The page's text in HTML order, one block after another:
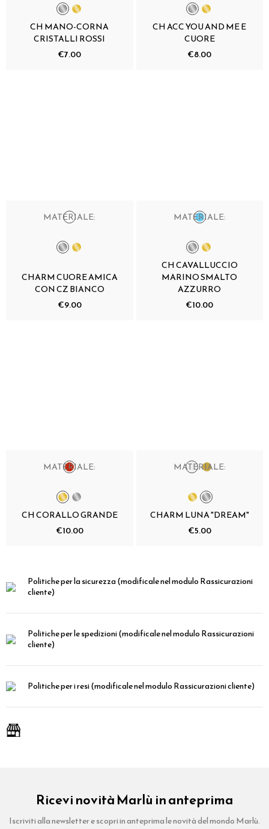
CH MANO-CORNA
CRISTALLI ROSSI
€7.00
CH ACC YOU AND ME E
CUORE
€8.00
MATERIALE:
CHARM CUORE AMICA
CON CZ BIANCO
€9.00
MATERIALE:
CH CAVALLUCCIO
MARINO SMALTO
AZZURRO
€10.00
MATERIALE:
CH CORALLO GRANDE
€10.00
MATERIALE:
CHARM LUNA "DREAM"
€5.00
Politiche per la sicurezza(modificale nel modulo Rassicurazioni
cliente)
Politiche per le spedizioni(modificale nel modulo Rassicurazioni
cliente)
Politiche per i resi(modificale nel modulo Rassicurazioni cliente)
Ricevi novità Marlù in anteprima
Iscriviti alla newsletter e scopri in anteprima le novità del mondo Marlù.